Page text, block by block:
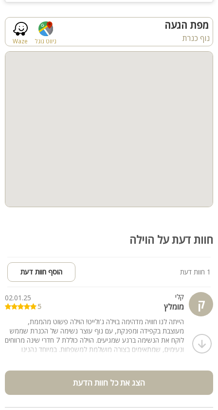
פינוקים ללא תוספת תשלום:
קפסולות לקפה, מגבות, ג'ל רחצה וסבוני גוף
לציבור הדתי:
Waze ניווט גוגל
מפת הגעה
נוף כנרת
חוות דעת על הוילה
1 חוות דעת הוסף חוות דעת
ק קלי
מומלץ
02.01.25
5
הייתה לנו חוויה מדהימה בוילה ג'ולייט! הוילה פשוט מהממת,
מעוצבת בקפידה ומפנקת, עם נוף עוצר נשימה של הכנרת שממש
לוקח את הנשימה ברגע שמגיעים. הוילה כוללת 7 חדרי שינה מרווחים
ונעימים, שמתאימים בצורה מושלמת למשפחות. במיוחד נהנינו
הספא היה המקום האידיאלי להירגע אחרי יום מלא בכיף. כל פרט
בוילה נבחר בקפידה, מהמטבחים המאובזרים ועד לחצר המהממת עם
פינות ישיבה נוחות. המקום הזה הוא פשוט אידיאלי לחופשה
משפחתית בלתי נשכחת! ממליצים בחום!
הצג את כל חוות הדעת